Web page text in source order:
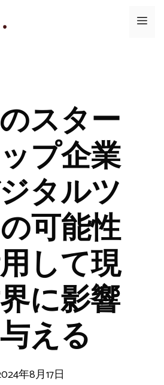
メ
スター
プ企業
タルツ
可能性
して現
に影響
える
年8月17日